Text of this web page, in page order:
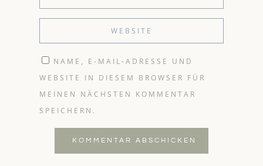
NAME, E-MAIL-ADRESSE UND
WEBSITE IN DIESEM BROWSER FÜR
MEINEN NÄCHSTEN KOMMENTAR
SPEICHERN.
KOMMENTAR ABSCHICKEN